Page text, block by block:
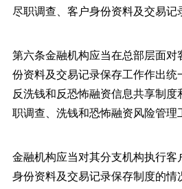
尽职调查、客户身份资料及交易记
第六条金融机构应当在总部层面
份资料及交易记录保存工作作出统
反洗钱和反恐怖融资信息共享制
职调查、洗钱和恐怖融资风险管理
金融机构应当对其分支机构执行客
身份资料及交易记录保存制度的情